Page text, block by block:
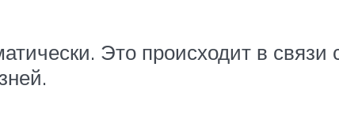
Это происходит в